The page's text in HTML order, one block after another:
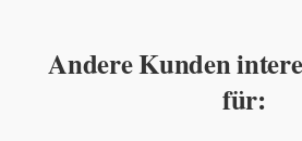
Andere Kunden
für: